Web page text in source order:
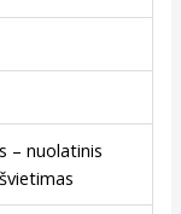
– nuolatinis